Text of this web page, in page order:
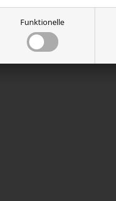
Funktionelle